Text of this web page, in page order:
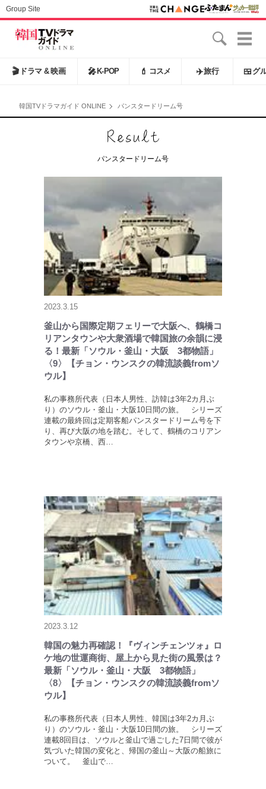
Group Site
🎬 ドラマ & 映画 🎤 K-POP 💄 コスメ ✈️旅行 🍱 グ
韓国TVドラマガイド ONLINE パンスタードリーム号
パンスタードリーム号
2023.3.15
釜山から国際定期フェリーで大阪へ、鶴橋コ
リアンタウンや大衆酒場で韓国旅の余韻に浸
る！最新「ソウル・釜山・大阪 3都物語」
〈9〉【チョン・ウンスクの韓流談義fromソ
ウル】
私の事務所代表（日本人男性、訪韓は3年2カ月ぶ
り）のソウル・釜山・大阪10日間の旅。 シリーズ
連載の最終回は定期客船パンスタードリーム号を下
り、再び大阪の地を踏む。そして、鶴橋のコリアン
タウンや京橋、西…
2023.3.12
韓国の魅力再確認！『ヴィンチェンツォ』ロ
ケ地の世運商街、屋上から見た街の風景は？
最新「ソウル・釜山・大阪 3都物語」
〈8〉【チョン・ウンスクの韓流談義fromソ
ウル】
私の事務所代表（日本人男性、韓国は3年2カ月ぶ
り）のソウル・釜山・大阪10日間の旅。 シリーズ
連載8回目は、ソウルと釜山で過ごした7日間で彼が
気づいた韓国の変化と、帰国の釜山～大阪の船旅に
ついて。 釜山で…